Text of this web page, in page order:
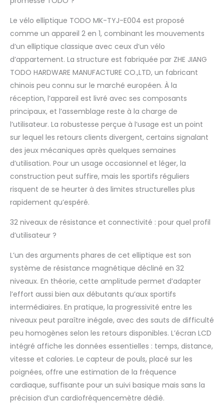
de résistance
simulent divers
scénarios
d'entraînement,
enrichissant ainsi la
variété de vos
exercices. 2.[App Prise
en Charge] Prend en
charge la connexion
à l'application de
fitness 'KINOMAP',
vous offrant ainsi des
conseils d'exercice
professionnels. 3.
[Ransmission
Magnétique Ultra-
silencieuse] Le
courroie transmet la
pédales et au volant
d'inertie, garantissant
un fonctionnement
stable de l'elliptique
tout en réduisant les
vibrations et les
oscillations. Cela
améliore non
seulement le confort
d'utilisation, mais
permet également à
l'utilisateur
d'effectuer tous les
mouvements avec
une grande fluidité. 4.
Le vélo elliptique TODO MK-TYJ-E004 est proposé
comme un appareil 2 en 1, combinant les mouvements
d’un elliptique classique avec ceux d’un vélo
d’appartement. La structure est fabriquée par ZHE JIANG
TODO HARDWARE MANUFACTURE CO.,LTD, un fabricant
chinois peu connu sur le marché européen. À la
réception, l’appareil est livré avec ses composants
principaux, et l’assemblage reste à la charge de
l’utilisateur. La robustesse perçue à l’usage est un point
sur lequel les retours clients divergent, certains signalant
des jeux mécaniques après quelques semaines
d’utilisation. Pour un usage occasionnel et léger, la
construction peut suffire, mais les sportifs réguliers
risquent de se heurter à des limites structurelles plus
rapidement qu’espéré.
32 niveaux de résistance et connectivité : pour quel profil
d’utilisateur ?
L’un des arguments phares de cet elliptique est son
système de résistance magnétique décliné en 32
niveaux. En théorie, cette amplitude permet d’adapter
l’effort aussi bien aux débutants qu’aux sportifs
intermédiaires. En pratique, la progressivité entre les
niveaux peut paraître inégale, avec des sauts de difficulté
peu homogènes selon les retours disponibles. L’écran LCD
intégré affiche les données essentielles : temps, distance,
vitesse et calories. Le capteur de pouls, placé sur les
poignées, offre une estimation de la fréquence
cardiaque, suffisante pour un suivi basique mais sans la
précision d’un cardiofréquencemètre dédié.